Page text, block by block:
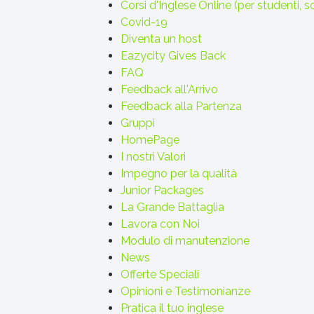
Corsi d'Inglese Online (per studenti,
Covid-19
Diventa un host
Eazycity Gives Back
FAQ
Feedback all'Arrivo
Feedback alla Partenza
Gruppi
HomePage
I nostri Valori
Impegno per la qualità
Junior Packages
La Grande Battaglia
Lavora con Noi
Modulo di manutenzione
News
Offerte Speciali
Opinioni e Testimonianze
Pratica il tuo inglese